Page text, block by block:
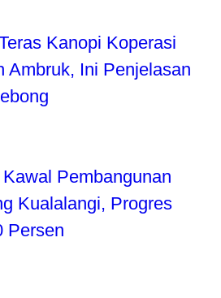
Kanopi Koperasi
Ambruk, Ini Penjelasan
Pembangunan
Kualalangi, Progres
Persen